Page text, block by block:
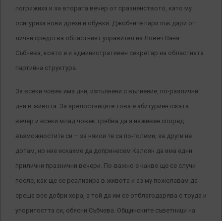
погрижиха и за втората вечер от празненството, като му
осигуриха нови дрехи и обувки. Джобните пари пък дари от
лични средства областният управител на Ловеч Ваня
Събчева, която е и административен секретар на областната
партийна структура.
За всеки човек има дни, изпълнени с вълнение, по-различни
дни в живота. За зрелостниците това е абитуриентската
вечер и всеки млад човек трябва да я изживее според
възможностите си – за някои те са по-големи, за други не
дотам, но ние искахме да допринесем Калоян да има едни
прилични празнични вечери. По-важно е какво ще се случи
после, как ще се реализира в живота и аз му пожелавам да
среща все добри хора, а той да им се отблагодарява с труда и
упоритостта си, обясни Събчева. Общинските съветници на